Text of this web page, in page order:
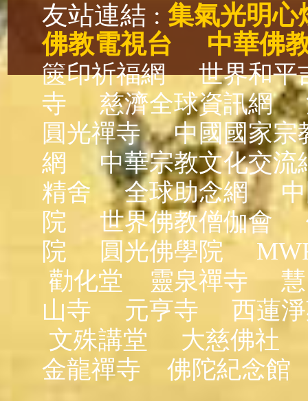
友站連結 : 集氣光明心
佛教電視台
中華佛
篋印祈福網
世界和平
寺
慈濟全球資訊網
圓光禪寺
中國國家宗
網
中華宗教文化交流
精舍
全球助念網
院
世界佛教僧伽會
院
圓光佛學院
勸化堂
靈泉禪寺
山寺
元亨寺
西蓮
文殊講堂
大慈佛社
金龍禪寺
佛陀紀念館